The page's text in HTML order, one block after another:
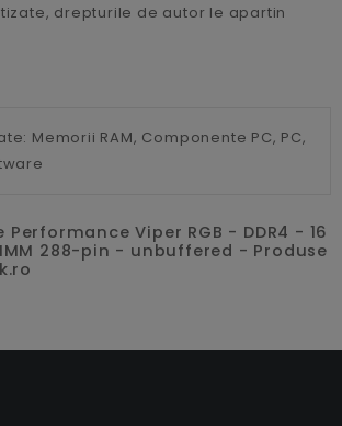
drepturile de autor le apartin
Memorii RAM, Componente PC, PC,
Viper RGB - DDR4 - 16
288-pin - unbuffered - Produse